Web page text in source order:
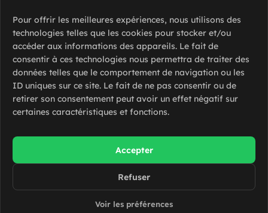
Pour offrir les meilleures expériences, nous utilisons des
technologies telles que les cookies pour stocker et/ou
accéder aux informations des appareils. Le fait de
consentir à ces technologies nous permettra de traiter des
données telles que le comportement de navigation ou les
ID uniques sur ce site. Le fait de ne pas consentir ou de
retirer son consentement peut avoir un effet négatif sur
certaines caractéristiques et fonctions.
Accepter
Refuser
Voir les préférences
Voir nos guides
Foire aux questions
Contacter Slash Intérim
Réseaux sociaux
© 2026 Slash intérim. Tous droits réservés
Mentions légales